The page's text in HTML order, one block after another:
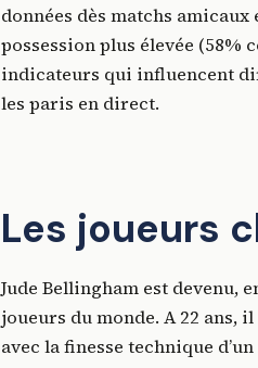
données dès matchs
possession plus élevée (58%
indicateurs qui influencent
les paris en direct.
Les joueurs
Jude Bellingham est devenu,
joueurs du monde. A 22 ans,
avec la finesse technique